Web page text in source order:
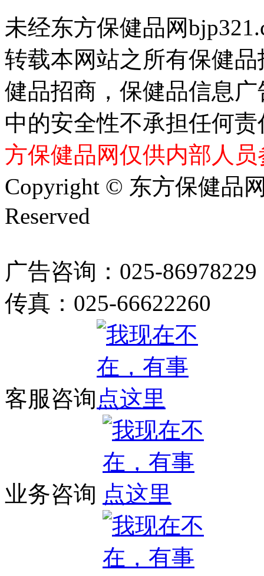
未经东方保健品网
转载本网站之所有保健
健品招商，保健品信息
中的安全性不承担任何
方保健品网仅供内部人
Copyright © 东方保健品
Reserved
广告咨询：025-86978229
传真：025-66622260
客服咨询
业务咨询